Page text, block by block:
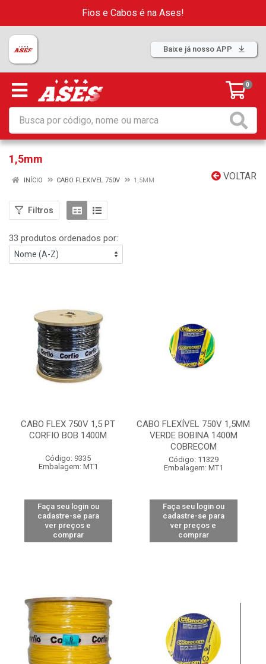
Fios e Cabos é na Ases!
Baixe já nosso APP
0
1,5mm
VOLTAR
INÍCIO CABO FLEXIVEL 750V 1,5MM
Filtros
33 produtos ordenados por:
CABO FLEX 750V 1,5 PT
CORFIO BOB 1400M
Código: 9335
Embalagem: MT1
Faça seu login ou
cadastre-se para
ver preços e
comprar
CABO FLEXÍVEL 750V 1,5MM
VERDE BOBINA 1400M
COBRECOM
Código: 11329
Embalagem: MT1
Faça seu login ou
cadastre-se para
ver preços e
comprar